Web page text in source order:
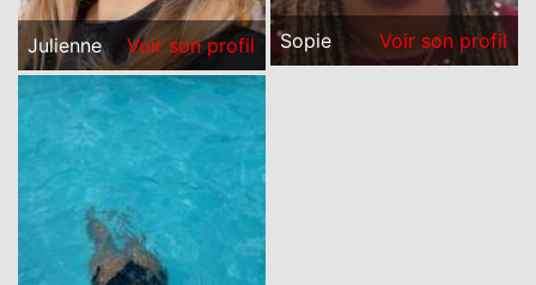
Julienne Voir son profil Sopie Voir son profil